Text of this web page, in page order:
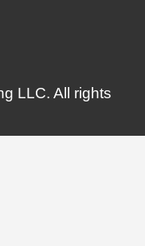
LLC. All rights